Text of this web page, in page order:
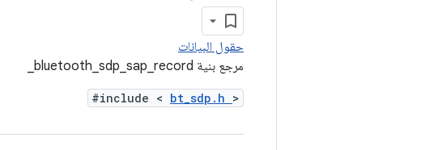
حقول البيانات
مرجع بنية ‎_bluetooth_sdp_sap_record
#include < bt_sdp.h >